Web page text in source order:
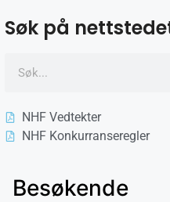
Søk på
NHF Vedtekter
NHF Konkurranseregler
Besøkende